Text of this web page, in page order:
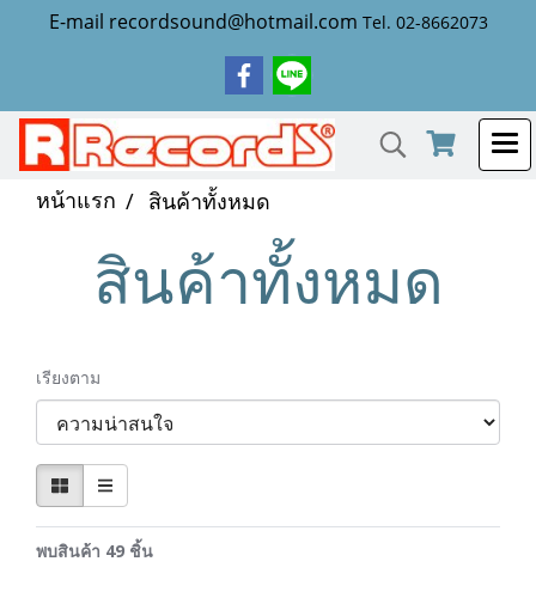
E-mail recordsound@hotmail.com Tel. 02-8662073
หน้าแรก สินค้าทั้งหมด
สินค้าทั้งหมด
เรียงตาม
พบสินค้า 49 ชิ้น